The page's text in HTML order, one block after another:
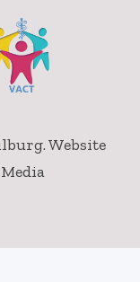
Website